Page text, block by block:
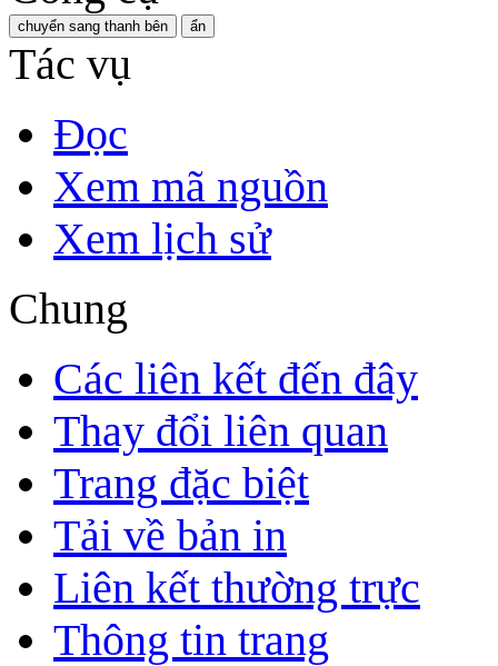
chuyển sang thanh bên ẩn
Tác vụ
Đọc
Xem mã nguồn
Xem lịch sử
Chung
Các liên kết đến đây
Thay đổi liên quan
Trang đặc biệt
Tải về bản in
Liên kết thường trực
Thông tin trang